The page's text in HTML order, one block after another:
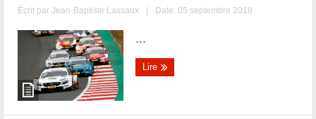
Écrit parJean-Baptiste Lassaux | Date: 05 septembre 2018
...
Lire